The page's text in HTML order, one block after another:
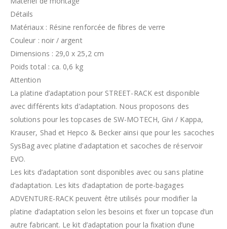
Détails
Matériaux : Résine renforcée de fibres de verre
Couleur : noir / argent
Dimensions : 29,0 x 25,2 cm
Poids total : ca. 0,6 kg
Attention
La platine d’adaptation pour STREET-RACK est disponible
avec différents kits d’adaptation. Nous proposons des
solutions pour les topcases de SW-MOTECH, Givi / Kappa,
Krauser, Shad et Hepco & Becker ainsi que pour les sacoches
SysBag avec platine d’adaptation et sacoches de réservoir
EVO.
Les kits d’adaptation sont disponibles avec ou sans platine
d’adaptation. Les kits d’adaptation de porte-bagages
ADVENTURE-RACK peuvent être utilisés pour modifier la
platine d’adaptation selon les besoins et fixer un topcase d’un
autre fabricant. Le kit d’adaptation pour la fixation d’une